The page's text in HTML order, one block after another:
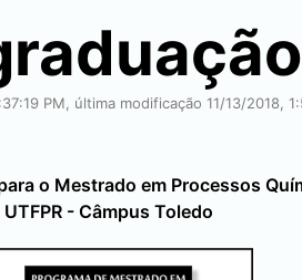
PM, última modificação 11/13/2018,
o Mestrado em Processos
- Câmpus Toledo